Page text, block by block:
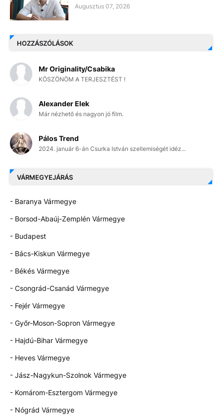
Augusztus 07, 2026
HOZZÁSZÓLÁSOK
Mr Originality/Csabika
KÖSZÖNÖM A TERJESZTÉST !
Alexander Elek
Már nézhető és nagyon jó film.
Pálos Trend
2024. január 6-án Csurka István szellemiségét idéz...
VÁRMEGYEJÁRÁS
- Baranya Vármegye
- Borsod-Abaúj-Zemplén Vármegye
- Budapest
- Bács-Kiskun Vármegye
- Békés Vármegye
- Csongrád-Csanád Vármegye
- Fejér Vármegye
- Győr-Moson-Sopron Vármegye
- Hajdú-Bihar Vármegye
- Heves Vármegye
- Jász-Nagykun-Szolnok Vármegye
- Komárom-Esztergom Vármegye
- Nógrád Vármegye